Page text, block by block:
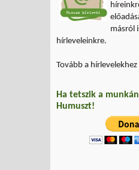
másról
hírleveleinkre.
Tovább a hírlevelekhez
Ha tetszik a
Humuszt!